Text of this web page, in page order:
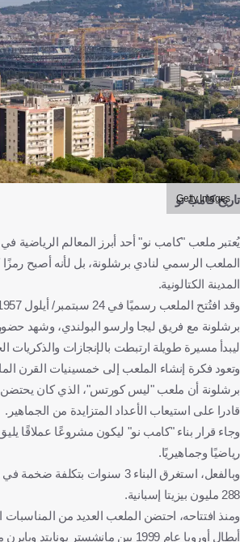
Getty Images
تاريخ كامب نو
يُعتبر ملعب "كامب نو" أحد أبرز المعالم الرياضية
الملعب الرسمي لنادي برشلونة، بل لأنه أصبح رمزًا
المدينة الكتالونية.
برشلونة مع فريق ليجا وارسو البولندي، وشهد حضورا
ليبدأ مسيرة طويلة ارتبطت بالإنجازات والذكريات
وتعود فكرة إنشاء الملعب إلى خمسينيات القرن
برشلونة أن ملعب "ليس كورتس"، الذي كان يحتضن
قادرا على استيعاب الأعداد المتزايدة من الجماهير.
وجاء قرار بناء "كامب نو" ليكون مشروعًا عملاقًا
رياضيًا وجماهيريًا.
وبالفعل، استغرق البناء 3 سنوات
288 مليون بيزيتا إسبانية.
ومنذ افتتاحه، احتضن الملعب العديد من المناسبات
أبطال أوروبا عام 1999 بين مانشستر